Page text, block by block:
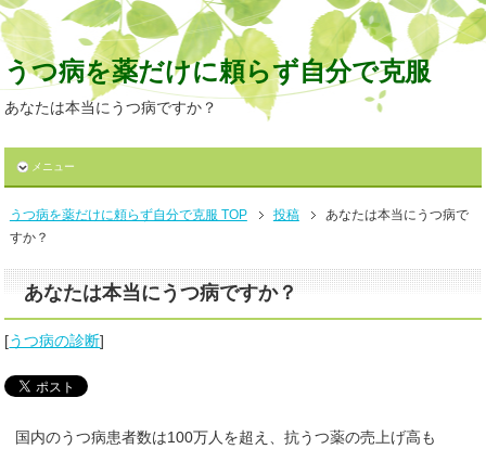
うつ病を薬だけに頼らず自分で克服
あなたは本当にうつ病ですか？
メニュー
うつ病を薬だけに頼らず自分で克服 TOP 投稿
あなたは本当にうつ病で
すか？
あなたは本当にうつ病ですか？
[うつ病の診断]
国内のうつ病患者数は100万人を超え、抗うつ薬の売上げ高も